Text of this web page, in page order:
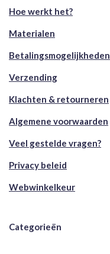
Hoe werkt het?
Materialen
Betalingsmogelijkheden
Verzending
Klachten & retourneren
Algemene voorwaarden
Veel gestelde vragen?
Privacy beleid
Webwinkelkeur
Categorieën